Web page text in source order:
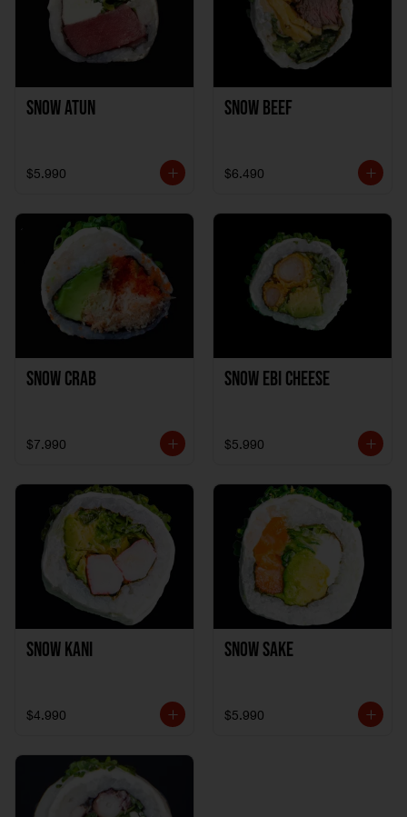
Snow Atun
$5.990
Snow Beef
$6.490
Snow Crab
$7.990
Snow Ebi Cheese
$5.990
Snow Kani
$4.990
Snow Sake
$5.990